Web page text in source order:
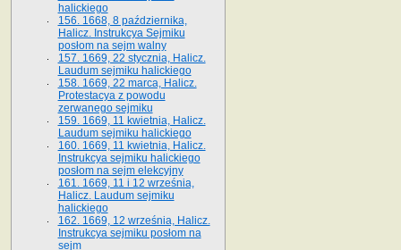
halickiego
156. 1668, 8 października,
Halicz. Instrukcya Sejmiku
posłom na sejm walny
157. 1669, 22 stycznia, Halicz.
Laudum sejmiku halickiego
158. 1669, 22 marca, Halicz.
Protestacya z powodu
zerwanego sejmiku
159. 1669, 11 kwietnia, Halicz.
Laudum sejmiku halickiego
160. 1669, 11 kwietnia, Halicz.
Instrukcya sejmiku halickiego
posłom na sejm elekcyjny
161. 1669, 11 i 12 września,
Halicz. Laudum sejmiku
halickiego
162. 1669, 12 września, Halicz.
Instrukcya sejmiku posłom na
sejm